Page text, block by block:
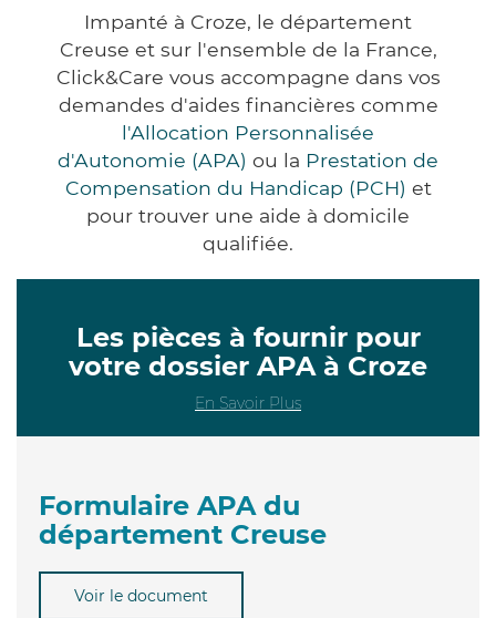
Impanté à Croze, le département
Creuse et sur l'ensemble de la France,
Click&Care vous accompagne dans vos
demandes d'aides financières comme
l'Allocation Personnalisée
d'Autonomie (APA) ou la Prestation de
Compensation du Handicap (PCH) et
pour trouver une aide à domicile
qualifiée.
Les pièces à fournir pour
votre dossier APA à Croze
En Savoir Plus
Formulaire APA du
département Creuse
Voir le document